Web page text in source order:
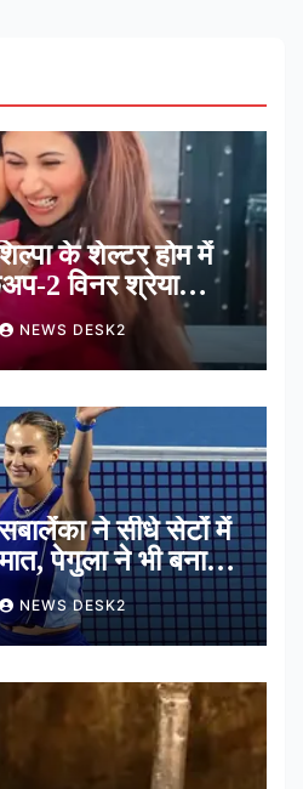
के शेल्टर होम में
2 विनर श्रेया
NEWS DESK2
ने सीधे सेटों में
पेगुला ने भी बनाई
NEWS DESK2